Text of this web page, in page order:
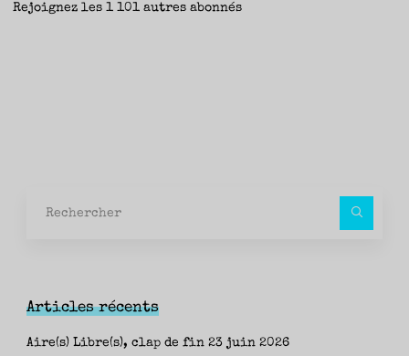
Rejoignez les 1 101 autres abonnés
Articles récents
Aire(s) Libre(s), clap de fin 23 juin 2026